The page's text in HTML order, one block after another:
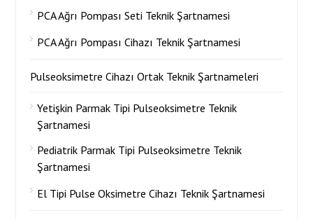
PCA Ağrı Pompası Seti Teknik Şartnamesi
PCA Ağrı Pompası Cihazı Teknik Şartnamesi
Pulseoksimetre Cihazı Ortak Teknik Şartnameleri
Yetişkin Parmak Tipi Pulseoksimetre Teknik
Şartnamesi
Pediatrik Parmak Tipi Pulseoksimetre Teknik
Şartnamesi
El Tipi Pulse Oksimetre Cihazı Teknik Şartnamesi